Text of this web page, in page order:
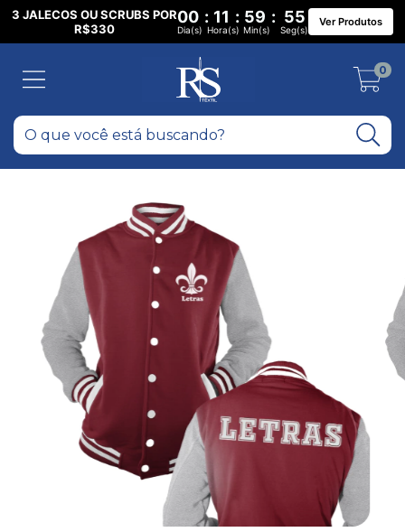
3 JALECOS OU SCRUBS POR
R$330
00 : 11 : 59 : 54
Dia(s) Hora(s) Min(s) Seg(s)
Ver Produtos
0